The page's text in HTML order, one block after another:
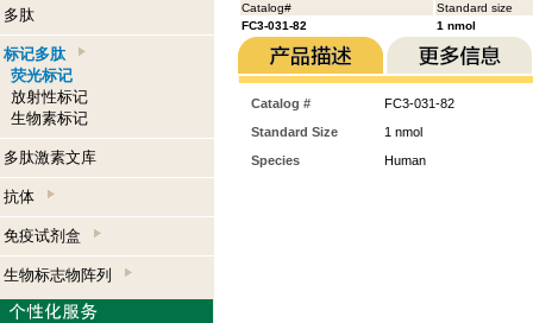
多肽
标记多肽
荧光标记
放射性标记
生物素标记
多肽激素文库
抗体
免疫试剂盒
生物标志物阵列
Catalog#
Standard size
FC3-031-82
1 nmol
Catalog #
FC3-031-82
Standard Size
1 nmol
Species
Human